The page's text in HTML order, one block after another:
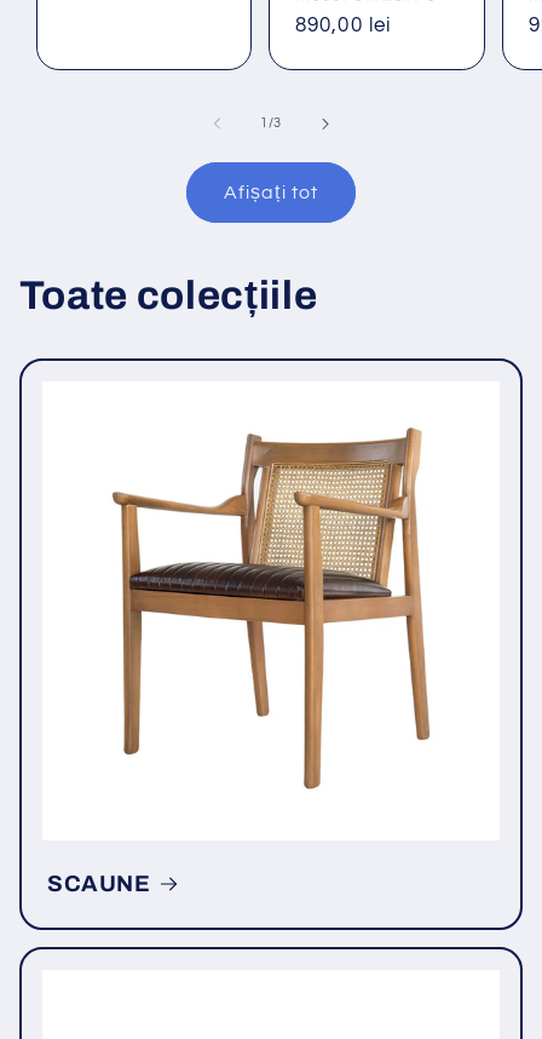
Preț
890,00 lei
/din
3
Afișați tot
Toate colecțiile
SCAUNE